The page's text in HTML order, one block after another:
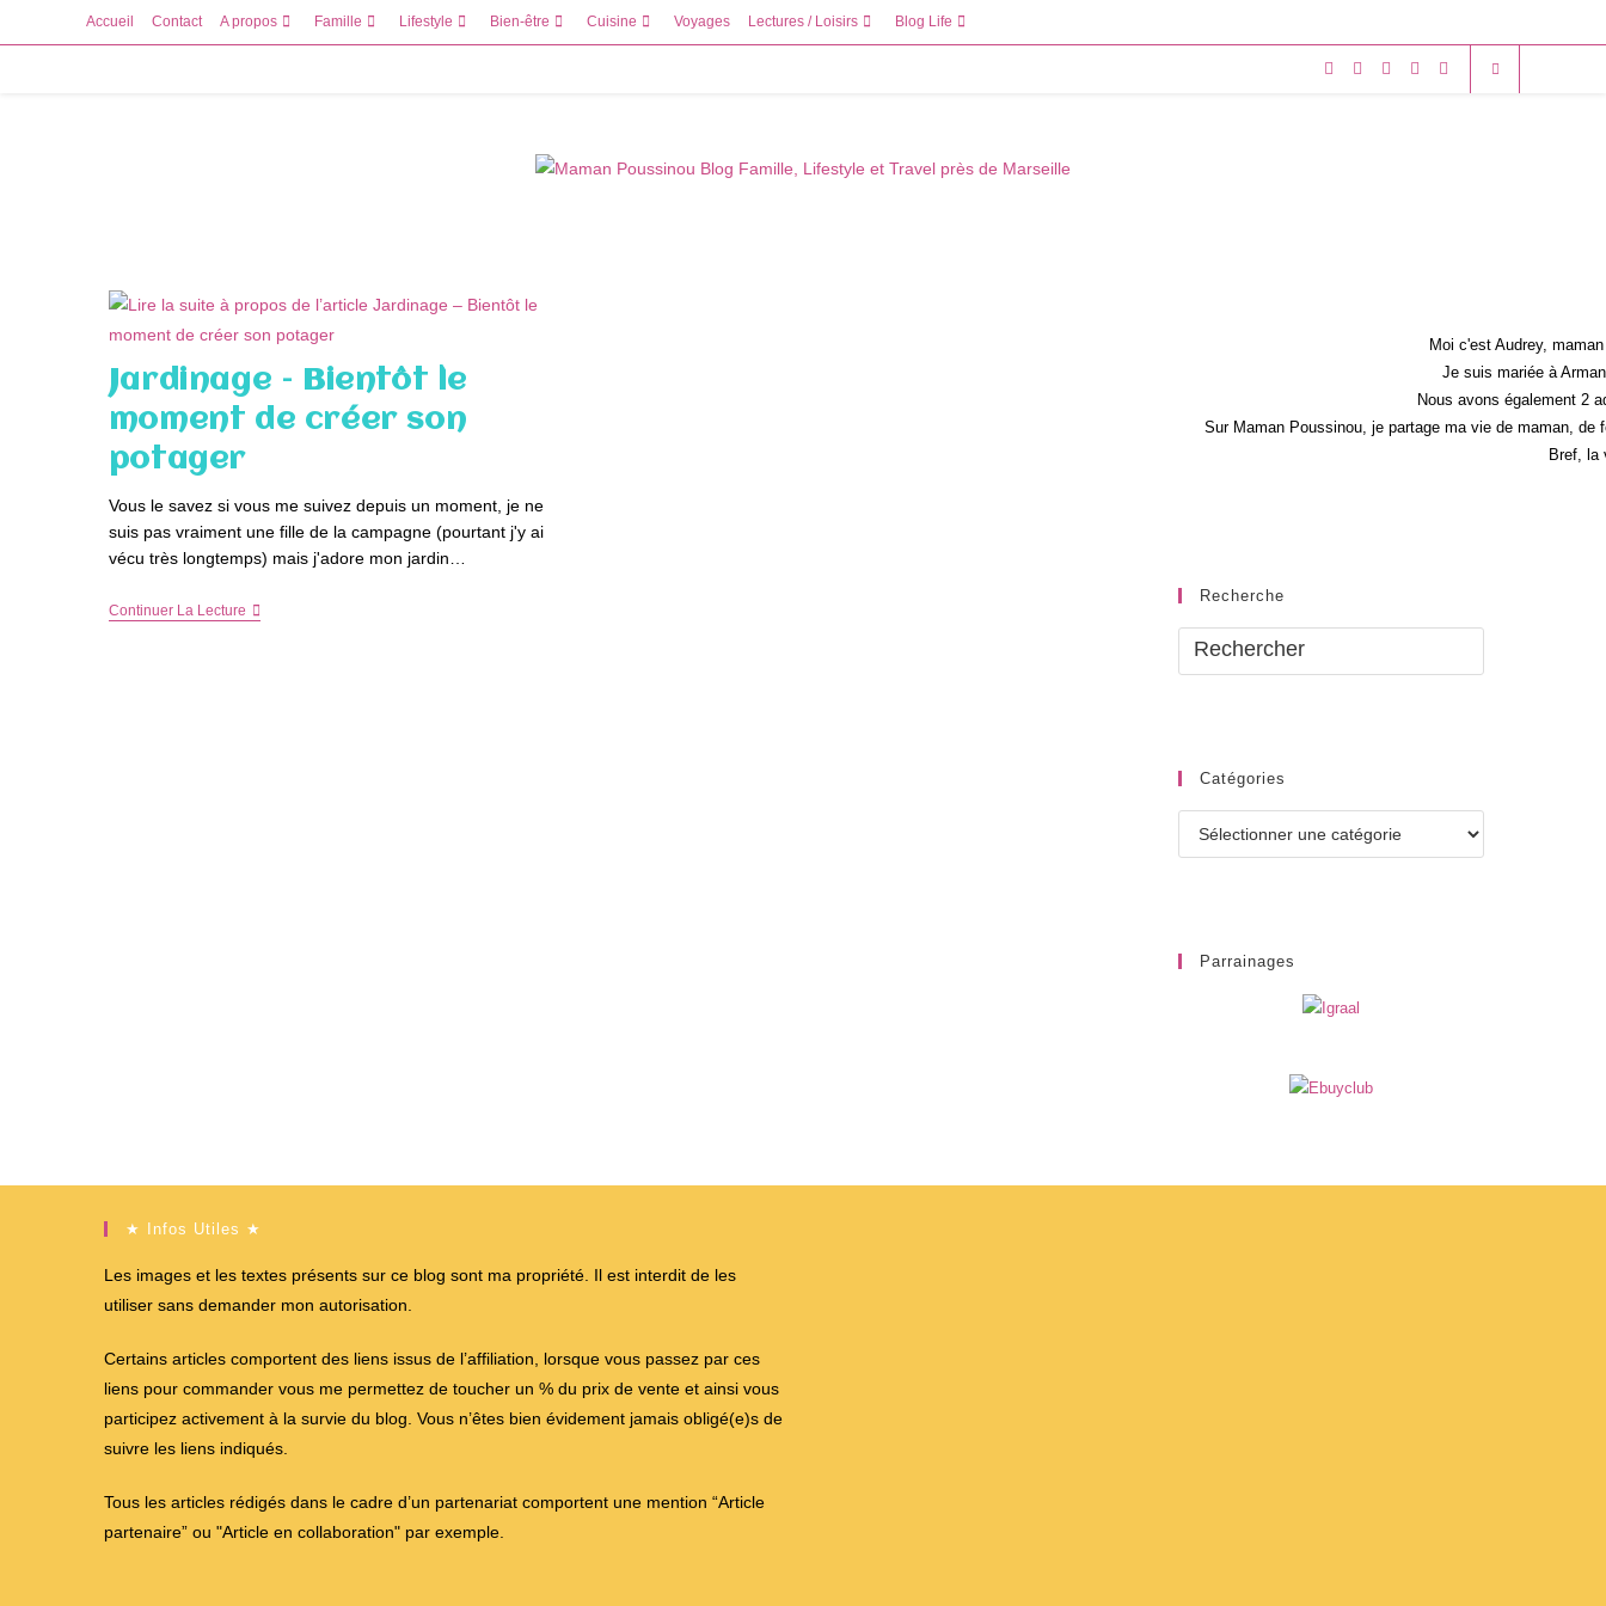
to
Accueil Contact A propos Famille Lifestyle Bien-être Cuisine Voyages Lectures / Loisirs Blog Life
Jardinage – Bientôt le
moment de créer son
potager
Vous le savez si vous me suivez depuis un moment, je ne
suis pas vraiment une fille de la campagne (pourtant j'y ai
vécu très longtemps) mais j'adore mon jardin…
Continuer La LectureJardinage
Moi c'est Audrey,
Je suis mariée à
Nous avons également 2
Sur Maman Poussinou, je partage ma vie de maman,
Bref, la
Recherche
Catégories
Parrainages
★ Infos Utiles ★
Les images et les textes présents sur ce blog sont ma propriété. Il est interdit de les
utiliser sans demander mon autorisation.
Certains articles comportent des liens issus de l’affiliation, lorsque vous passez par ces
liens pour commander vous me permettez de toucher un % du prix de vente et ainsi vous
participez activement à la survie du blog. Vous n’êtes bien évidement jamais obligé(e)s de
suivre les liens indiqués.
Tous les articles rédigés dans le cadre d’un partenariat comportent une mention “Article
partenaire” ou "Article en collaboration" par exemple.